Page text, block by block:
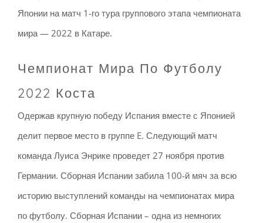
Японии на матч 1-го тура группового этапа чемпионата
мира — 2022 в Катаре.
Чемпионат Мира По Футболу
2022 Коста
Одержав крупную победу Испания вместе с Японией
делит первое место в группе E. Следующий матч
команда Луиса Энрике проведет 27 ноября против
Германии. Сборная Испании забила 100-й мяч за всю
историю выступлений команды на чемпионатах мира
по футболу. Сборная Испании – одна из немногих